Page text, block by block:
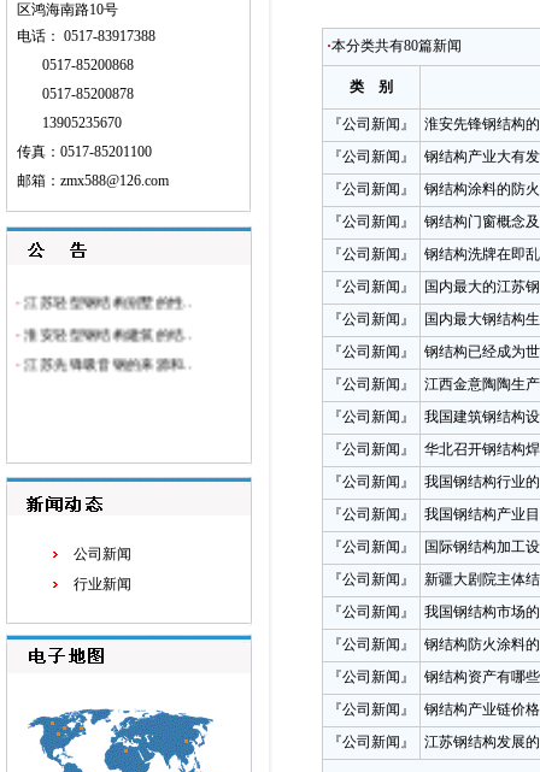
区鸿海南路10号
电话： 0517-83917388
0517-85200868
0517-85200878
13905235670
传真：0517-85201100
邮箱： zmx588@126.com
· 江苏轻型钢结构别墅的性..
淮安轻型钢结构建筑的结..
· 江苏先锋吸音钢的来源和..
公司新闻
行业新闻
·本分类共有80篇新闻
类 别
『公司新闻』
淮安先锋钢结构
『公司新闻』
钢结构产业大有
『公司新闻』
钢结构涂料的防
『公司新闻』
钢结构门窗概念
『公司新闻』
钢结构洗牌在即
『公司新闻』
国内最大的江苏
『公司新闻』
国内最大钢结构
『公司新闻』
钢结构已经成为
『公司新闻』
江西金意陶陶生
『公司新闻』
我国建筑钢结构
『公司新闻』
华北召开钢结构
『公司新闻』
我国钢结构行业
『公司新闻』
我国钢结构产业
『公司新闻』
国际钢结构加工
『公司新闻』
新疆大剧院主体
『公司新闻』
我国钢结构市场
『公司新闻』
钢结构防火涂料
『公司新闻』
钢结构资产有哪
『公司新闻』
钢结构产业链价
『公司新闻』
江苏钢结构发展